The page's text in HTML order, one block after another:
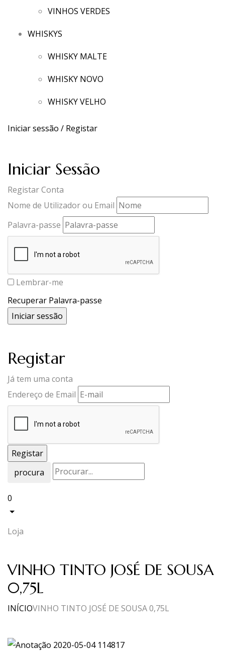
VINHOS VERDES
WHISKYS
WHISKY MALTE
WHISKY NOVO
WHISKY VELHO
Iniciar sessão / Registar
Iniciar Sessão
Registar Conta
Nome de Utilizador ou Email
Palavra-passe
Lembrar-me
Recuperar Palavra-passe
Registar
Já tem uma conta
Endereço de Email
procura
0
Loja
VINHO TINTO JOSÉ DE SOUSA
0,75L
INÍCIOVINHO TINTO JOSÉ DE SOUSA 0,75L